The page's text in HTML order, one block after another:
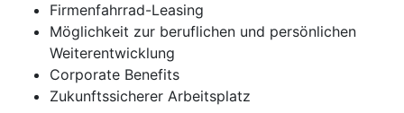
Firmenfahrrad-Leasing
Möglichkeit zur beruflichen und persönlichen
Weiterentwicklung
Corporate Benefits
Zukunftssicherer Arbeitsplatz